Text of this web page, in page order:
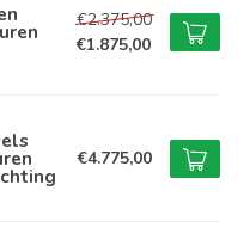
€2.375,00
€1.875,00
€4.775,00